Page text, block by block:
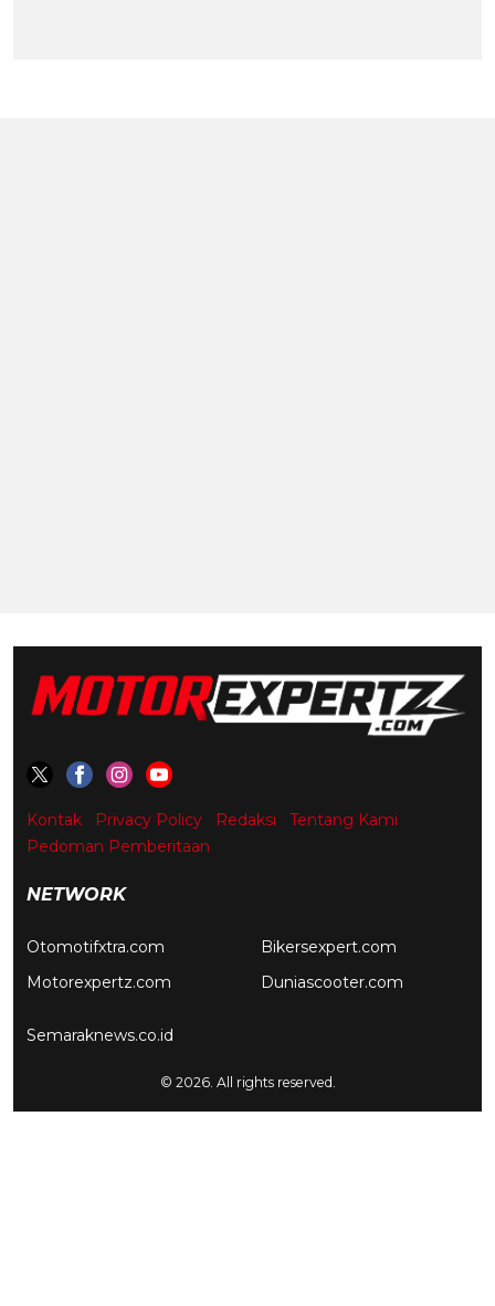
Kontak Privacy Policy Redaksi
Tentang Kami
Pedoman Pemberitaan
NETWORK
Otomotifxtra.com
Motorexpertz.com
Bikersexpert.com
Duniascooter.com
Semaraknews.co.id
© 2026. All rights reserved.